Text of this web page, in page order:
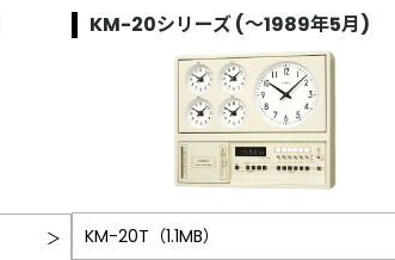
KM-20シリーズ (～1989年5月)
KM-20T（1.1MB）